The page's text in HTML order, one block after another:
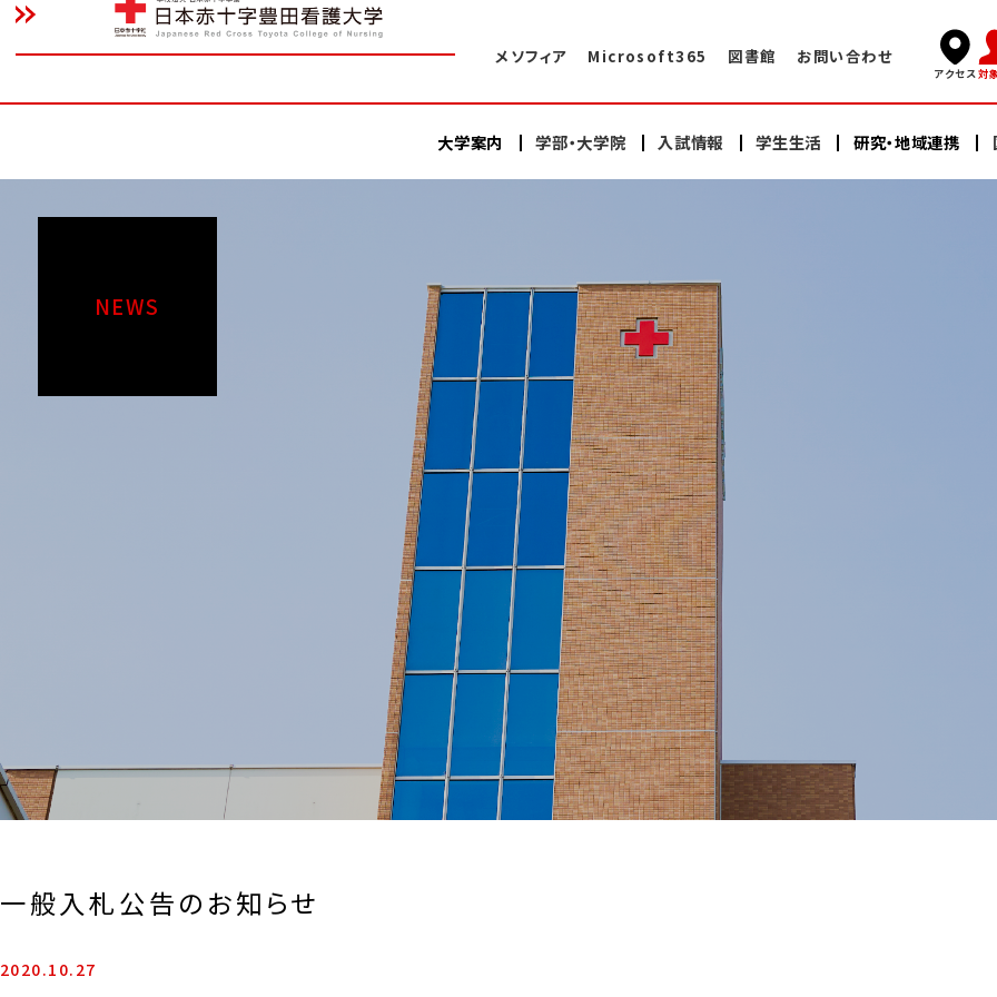
メソフィア Microsoft365 図書館 お問い合わせ
アクセス対
大学案内
情報公開
日本赤十字豊田看護大学の学び
学部・大学院
大学院（博士課程）
教員紹介
入試情報
大学院（博士課程）
オープンキャンパス
よくある質問
資料請求
学生生活
施設案内
学納金・奨学金
卒業生の声・就職実績
研究・地域連携
ヘルスプロモーションセンター
研修会・公開講座
海外語学研修
スイス・イタリア研修
その他の国際的活動
NEWS
一般入札公告のお知らせ
2020.10.27